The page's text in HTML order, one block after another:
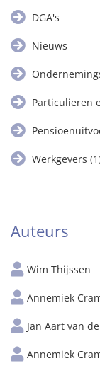
DGA's
Nieuws
Particulieren
Werkgevers
Auteurs
Wim Thijssen
Annemiek
Jan Aart van
Annemiek